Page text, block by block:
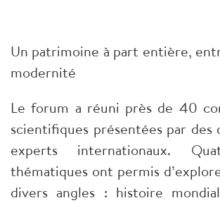
Un patrimoine à part entière,
modernité
Le forum a réuni près de 40
scientifiques présentées par des
experts internationaux.
thématiques ont permis
divers angles : histoire